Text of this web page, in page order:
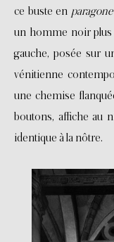
ce buste en
un homme noir plus
gauche, posée sur
vénitienne
une chemise
boutons, affiche au
identique à la nôtre.